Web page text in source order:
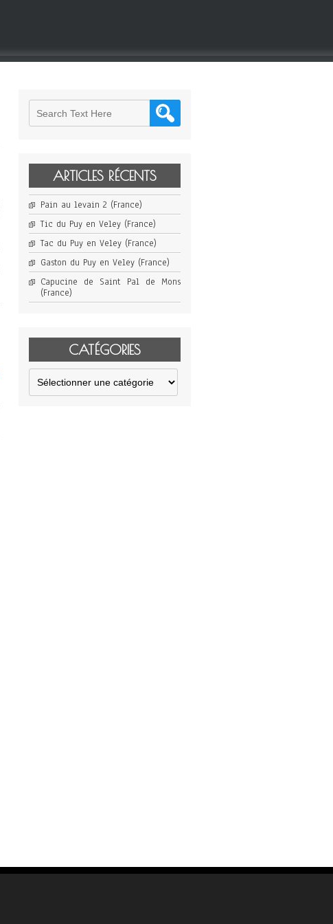
ARTICLES RÉCENTS
Pain au levain 2 (France)
Tic du Puy en Veley (France)
Tac du Puy en Veley (France)
Gaston du Puy en Veley (France)
Capucine de Saint Pal de Mons
(France)
CATÉGORIES
Catégories